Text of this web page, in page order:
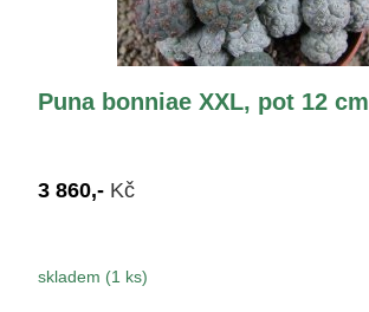
Puna bonniae XXL, pot 12 cm
3 860,- Kč
skladem (1 ks)